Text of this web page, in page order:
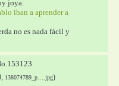
joya.
iban a aprender a
no es nada fácil y
153123
138074789_p….jpg)